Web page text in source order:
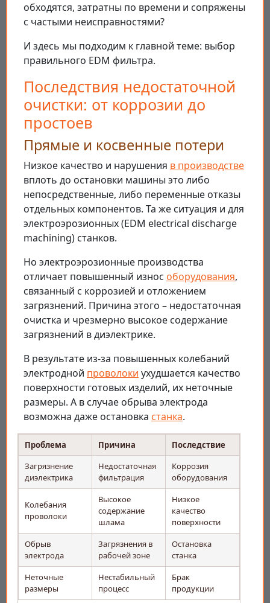
обходятся, затратны по времени и сопряжены
с частыми неисправностями?
И здесь мы подходим к главной теме: выбор
правильного EDM фильтра.
Последствия недостаточной
очистки: от коррозии до
простоев
Прямые и косвенные потери
Низкое качество и нарушения в производстве
вплоть до остановки машины это либо
непосредственные, либо переменные отказы
отдельных компонентов. Та же ситуация и для
электроэрозионных (EDM electrical discharge
machining) станков.
Но электроэрозионные производства
отличает повышенный износ оборудования,
связанный с коррозией и отложением
загрязнений. Причина этого – недостаточная
очистка и чрезмерно высокое содержание
загрязнений в диэлектрике.
В результате из-за повышенных колебаний
электродной проволоки ухудшается качество
поверхности готовых изделий, их неточные
размеры. А в случае обрыва электрода
возможна даже остановка станка.
Проблема Причина
Последствие
Загрязнение
диэлектрика
Недостаточная
фильтрация
Коррозия
оборудования
Колебания
проволоки
Высокое
содержание
шлама
Низкое
качество
поверхности
Обрыв
электрода
Загрязнения в
рабочей зоне
Остановка
станка
Неточные
размеры
Нестабильный
процесс
Брак
продукции